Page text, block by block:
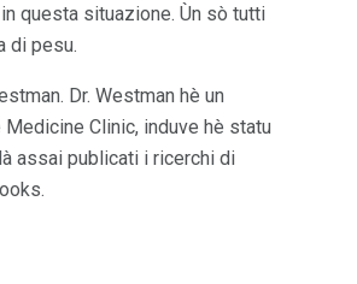
questa situazione. Ùn sò tutti
di pesu.
Dr. Westman hè un
Clinic, induve hè statu
assai publicati i ricerchi di